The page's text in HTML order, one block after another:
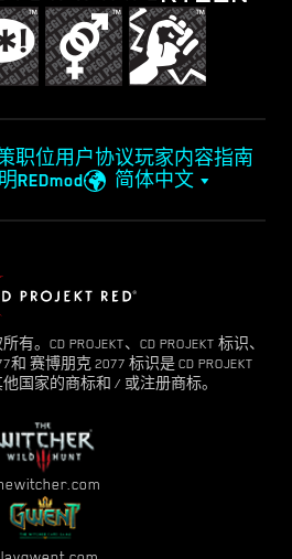
职位用户协议玩家内容指南
REDmod 简体中文
有。CD PROJEKT、CD PROJEKT 标识、
赛博朋克 2077 标识是 CD PROJEKT
国家的商标和 / 或注册商标。